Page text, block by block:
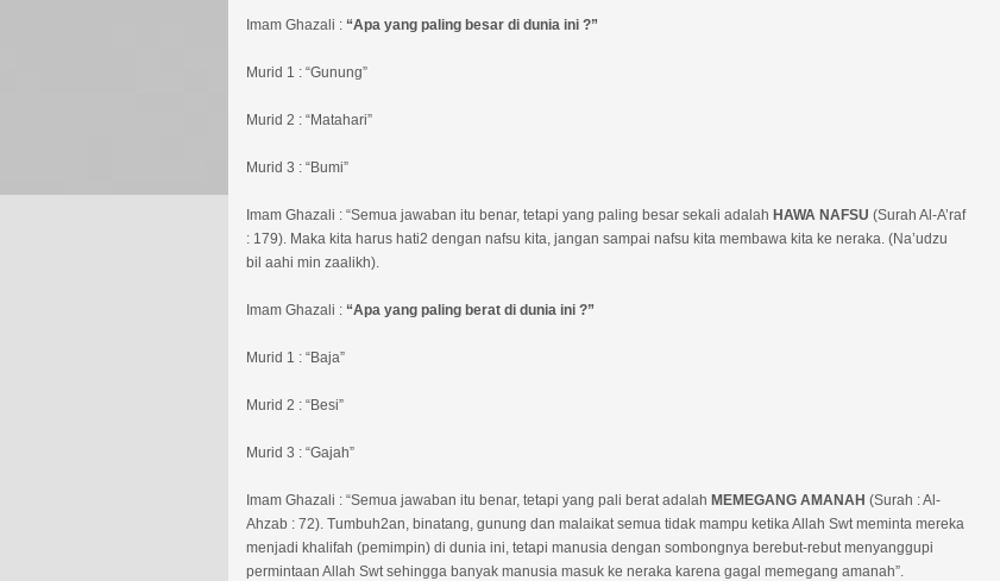
Imam Ghazali : “Apa yang paling besar di dunia ini ?”
Murid 1 : “Gunung”
Murid 2 : “Matahari”
Murid 3 : “Bumi”
Imam Ghazali : “Semua jawaban itu benar, tetapi yang paling besar sekali adalah HAWA NAFSU (Surah Al-A’raf
: 179). Maka kita harus hati2 dengan nafsu kita, jangan sampai nafsu kita membawa kita ke neraka. (Na’udzu
bil aahi min zaalikh).
Imam Ghazali : “Apa yang paling berat di dunia ini ?”
Murid 1 : “Baja”
Murid 2 : “Besi”
Murid 3 : “Gajah”
Imam Ghazali : “Semua jawaban itu benar, tetapi yang pali berat adalah MEMEGANG AMANAH (Surah : Al-
Ahzab : 72). Tumbuh2an, binatang, gunung dan malaikat semua tidak mampu ketika Allah Swt meminta mereka
menjadi khalifah (pemimpin) di dunia ini, tetapi manusia dengan sombongnya berebut-rebut menyanggupi
permintaan Allah Swt sehingga banyak manusia masuk ke neraka karena gagal memegang amanah”.